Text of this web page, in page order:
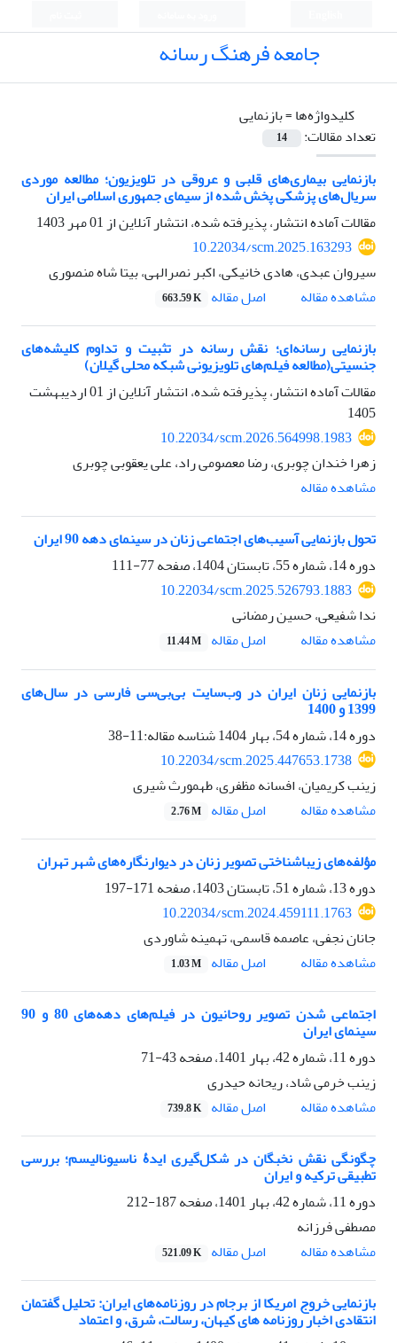
جامعه فرهنگ رسانه
کلیدواژه‌ها =بازنمایی
تعداد مقالات:
14
بازنمایی بیماری‌های قلبی و عروقی در تلویزیون؛ مطالعه موردی
سریال‌های پزشکی پخش شده از سیمای جمهوری اسلامی ایران
مقالات آماده انتشار، پذیرفته شده، انتشار آنلاین از01 مهر 1403
10.22034/scm.2025.163293
سیروان عبدی، هادی خانیکی، اکبر نصرالهی، بیتا شاه منصوری
مشاهده مقاله
اصل مقاله 663.59 K
بازنمایی رسانه‌ای؛ نقش رسانه در تثبیت و تداوم کلیشه‌های
جنسیتی(مطالعه فیلم‌های تلویزیونی شبکه محلی گیلان)
مقالات آماده انتشار، پذیرفته شده، انتشار آنلاین از
01 اردیبهشت
1405
10.22034/scm.2026.564998.1983
زهرا خندان چوبری، رضا معصومی راد، علی یعقوبی چوبری
مشاهده مقاله
تحول بازنمایی آسیب‌های اجتماعی زنان در سینمای دهه 90 ایران
دوره 14، شماره 55، تابستان 1404، صفحه
77-111
10.22034/scm.2025.526793.1883
ندا شفیعی، حسین رمضانی
مشاهده مقاله
اصل مقاله 11.44 M
بازنمایی زنان ایران در وب‌سایت بی‌بی‌سی فارسی در سال‌های
1399 و 1400
دوره 14، شماره 54، بهار 1404
شناسه مقاله:11-38
10.22034/scm.2025.447653.1738
زینب کریمیان، افسانه مظفری، طهمورث شیری
مشاهده مقاله
اصل مقاله 2.76 M
مؤلفه‌های زیباشناختی تصویر زنان در دیوارنگاره‌های شهر تهران
دوره 13، شماره 51، تابستان 1403، صفحه
171-197
10.22034/scm.2024.459111.1763
جانان نجفی، عاصمه قاسمی، تهمینه شاوردی
مشاهده مقاله
اصل مقاله 1.03 M
اجتماعی شدن تصویر روحانیون در فیلم‌های دهه‌های 80 و 90
سینمای ایران
دوره 11، شماره 42، بهار 1401، صفحه
43-71
زینب خرمی شاد، ریحانه حیدری
مشاهده مقاله
اصل مقاله 739.8 K
چگونگی نقش نخبگان در شکل‌گیری ایدۀ ناسیونالیسم؛ بررسی
تطبیقی ترکیه و ایران
دوره 11، شماره 42، بهار 1401، صفحه
187-212
مصطفی فرزانه
مشاهده مقاله
اصل مقاله 521.09 K
بازنمایی خروج امریکا از برجام در روزنامه‌های ایران: تحلیل گفتمان
انتقادی اخبار روزنامه های کیهان، رسالت، شرق، و اعتماد